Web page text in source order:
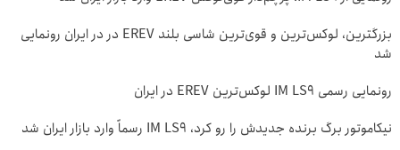
بزرگترین، لوکس‌ترین و قوی‌ترین شاسی بلند EREV در در ایران رونمایی
شد
رونمایی رسمی IM LS9 لوکس‌ترین EREV در ایران
نیکاموتور برگ برنده جدیدش را رو کرد، IM LS9 رسماً وارد بازار ایران شد